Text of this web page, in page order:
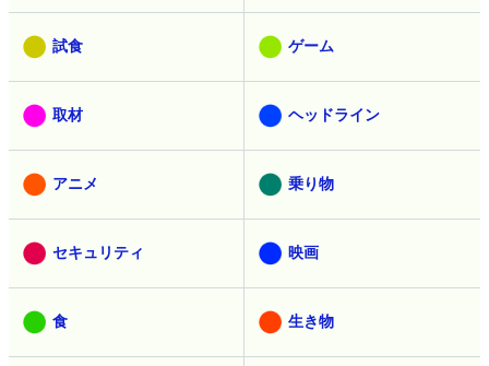
ネットサービス サイエンス
スマホ レビュー
試食 ゲーム
取材 ヘッドライン
アニメ 乗り物
セキュリティ 映画